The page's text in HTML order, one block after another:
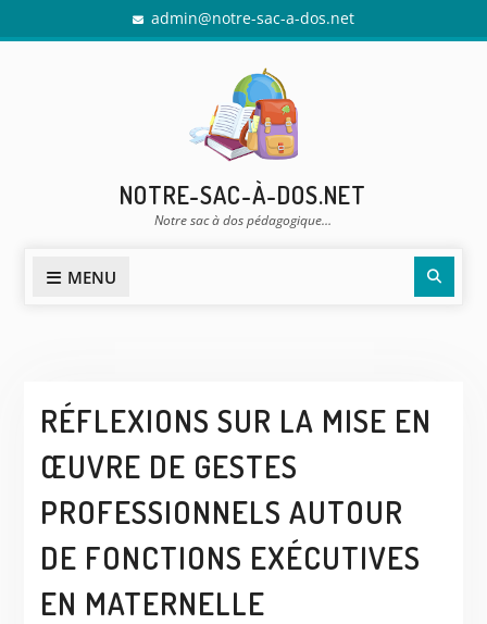
to
admin@notre-sac-a-dos.net
NOTRE-SAC-À-DOS.NET
Notre sac à dos pédagogique…
MENU
RÉFLEXIONS SUR LA MISE EN
ŒUVRE DE GESTES
PROFESSIONNELS AUTOUR
DE FONCTIONS EXÉCUTIVES
EN MATERNELLE